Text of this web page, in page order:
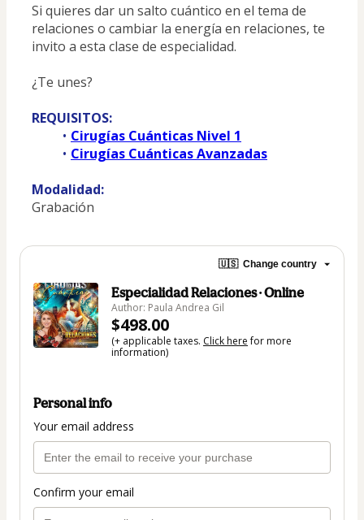
Si quieres dar un salto cuántico en el tema de
relaciones o cambiar la energía en relaciones, te
invito a esta clase de especialidad.
¿Te unes?
REQUISITOS:
Cirugías Cuánticas Nivel 1
Cirugías Cuánticas Avanzadas
Modalidad:
Grabación
🇺🇸 Change country
Especialidad Relaciones · Online
Author: Paula Andrea Gil
$498.00
(+ applicable taxes. Click herefor more
information)
Personal info
Your email address
Confirm your email